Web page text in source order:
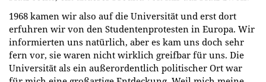
1968 kamen wir also auf die Universität und erst dort
erfuhren wir von den Studentenprotesten in Europa. Wir
informierten uns natürlich, aber es kam uns doch sehr
fern vor, sie waren nicht wirklich greifbar für uns. Die
Universität als ein außerordentlich politischer Ort war